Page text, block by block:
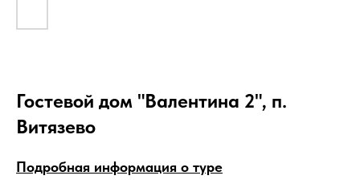
Гостевой дом "Валентина 2", п.
Витязево
Подробная информация о туре